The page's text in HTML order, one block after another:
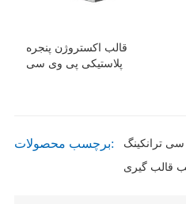
قالب اکستروژن پنجره
پلاستیکی پی وی سی
برچسب محصولات:
ترانکینگ
قالب گیری